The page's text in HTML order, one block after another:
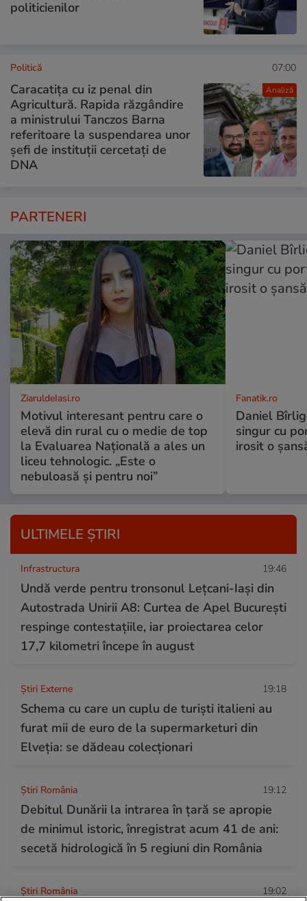
politicienilor
Analiză
Politică 07:00
Caracatița cu iz penal din
Agricultură. Rapida răzgândire
a ministrului Tanczos Barna
referitoare la suspendarea unor
șefi de instituții cercetați de
DNA
PARTENERI
ZiaruldeIasi.ro
Motivul interesant pentru care o
elevă din rural cu o medie de top
la Evaluarea Națională a ales un
liceu tehnologic. „Este o
nebuloasă și pentru noi”
Fanatik.ro
Daniel
singur cu
irosit o
ULTIMELE ȘTIRI
Infrastructura 19:46
Undă verde pentru tronsonul Lețcani-Iași din
Autostrada Unirii A8: Curtea de Apel București
respinge contestațiile, iar proiectarea celor
17,7 kilometri începe în august
Știri Externe 19:18
Schema cu care un cuplu de turiști italieni au
furat mii de euro de la supermarketuri din
Elveția: se dădeau colecționari
Știri România 19:12
Debitul Dunării la intrarea în țară se apropie
de minimul istoric, înregistrat acum 41 de ani:
secetă hidrologică în 5 regiuni din România
Știri România 19:02